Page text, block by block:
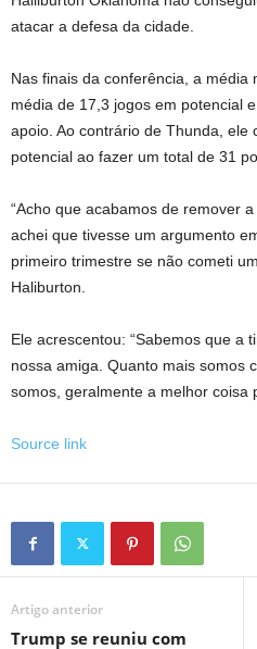
atacar a defesa da cidade.
Nas finais da conferência, a média
média de 17,3 jogos em potencial
apoio. Ao contrário de Thunda, ele
potencial ao fazer um total de 31
“Acho que acabamos de remover
achei que tivesse um argumento
primeiro trimestre se não cometi
Haliburton.
Ele acrescentou: “Sabemos que a
nossa amiga. Quanto mais somos
somos, geralmente a melhor coisa
Source link
Artigo anterior
Trump se reuniu com